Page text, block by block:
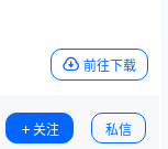
前往下载
关注 私信